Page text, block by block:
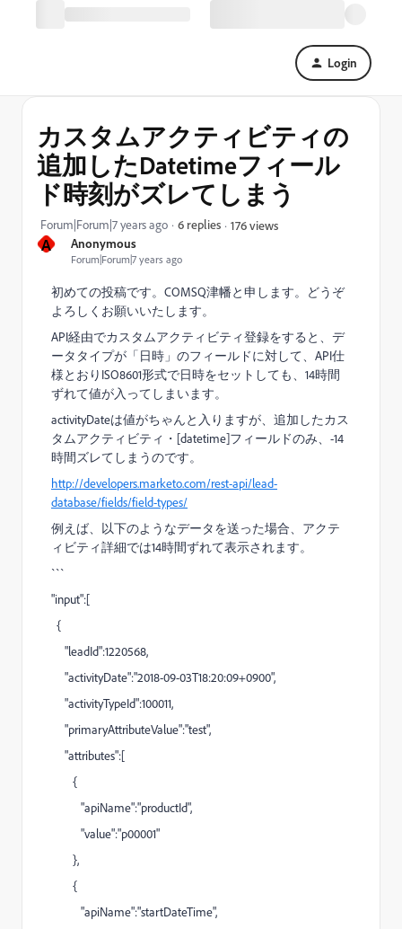
Login
A Anonymous
Forum|Forum|7 years ago
カスタムアクティビティの
追加したDatetimeフィール
ド時刻がズレてしまう
Forum|Forum|7 years ago 6 replies 176 views
初めての投稿です。COMSQ津幡と申します。どうぞ
よろしくお願いいたします。
API経由でカスタムアクティビティ登録をすると、デ
ータタイプが「日時」のフィールドに対して、API仕
様とおりISO8601形式で日時をセットしても、14時間
ずれて値が入ってしまいます。
activityDateは値がちゃんと入りますが、追加したカス
タムアクティビティ・[datetime]フィールドのみ、-14
時間ズレてしまうのです。
http://developers.marketo.com/rest-api/lead-
database/fields/field-types/
例えば、以下のようなデータを送った場合、アクテ
ィビティ詳細では14時間ずれて表示されます。
```
"input":[
{
"leadId":1220568,
"activityDate":"2018-09-03T18:20:09+0900",
"activityTypeId":100011,
"primaryAttributeValue":"test",
"attributes":[
{
"apiName":"productId",
"value":"p00001"
},
{
"apiName":"startDateTime",